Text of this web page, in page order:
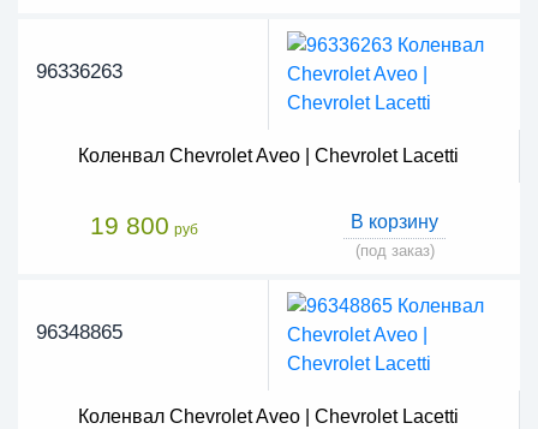
96336263
Коленвал Chevrolet Aveo | Chevrolet Lacetti
19 800 руб В корзину
(под заказ)
96348865
Коленвал Chevrolet Aveo | Chevrolet Lacetti